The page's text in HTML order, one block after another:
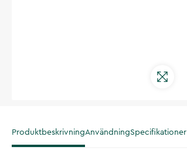
ProduktbeskrivningAnvändningSpecifikationer